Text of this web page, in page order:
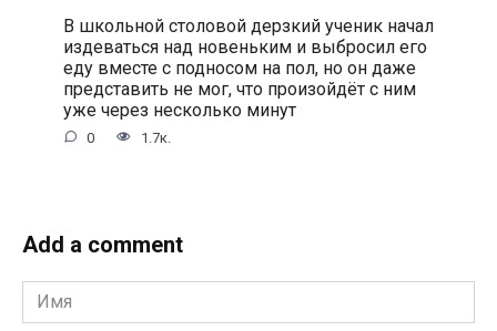
В школьной столовой дерзкий ученик начал
издеваться над новеньким и выбросил его
еду вместе с подносом на пол, но он даже
представить не мог, что произойдёт с ним
уже через несколько минут
0 1.7к.
Add a comment
Имя
*